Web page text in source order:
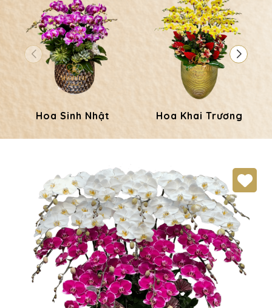
Hoa Sinh Nhật Hoa Khai Trương